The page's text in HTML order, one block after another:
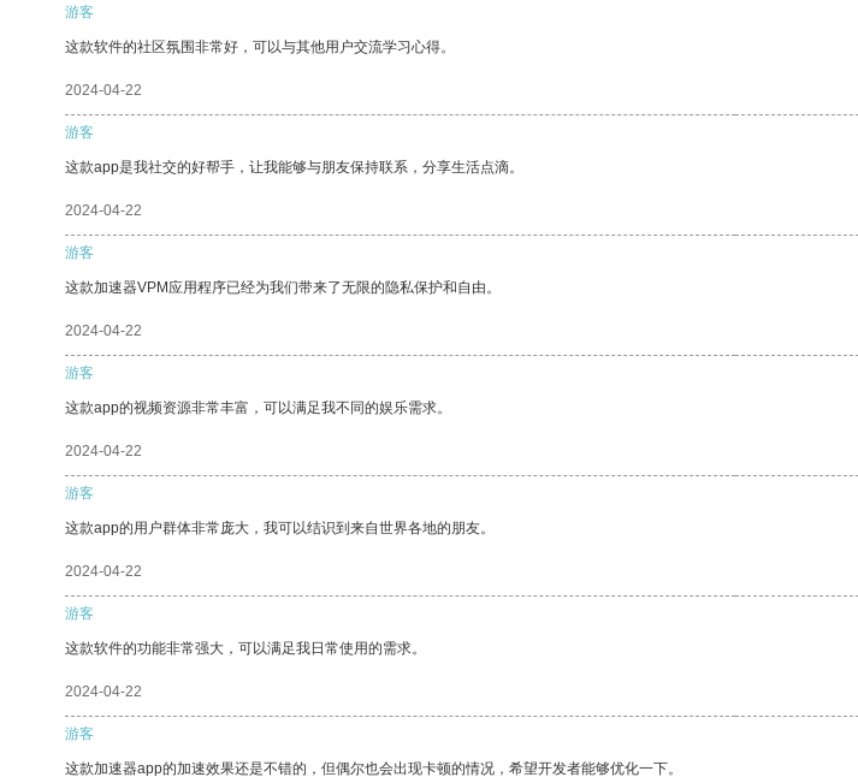
游客
这款软件的社区氛围非常好，可以与其他用户交流学习心得。
2024-04-22
游客
这款app是我社交的好帮手，让我能够与朋友保持联系，分享生活点滴。
2024-04-22
游客
这款加速器VPM应用程序已经为我们带来了无限的隐私保护和自由。
2024-04-22
游客
这款app的视频资源非常丰富，可以满足我不同的娱乐需求。
2024-04-22
游客
这款app的用户群体非常庞大，我可以结识到来自世界各地的朋友。
2024-04-22
游客
这款软件的功能非常强大，可以满足我日常使用的需求。
2024-04-22
游客
这款加速器app的加速效果还是不错的，但偶尔也会出现卡顿的情况，希望开发者能够优化一下。